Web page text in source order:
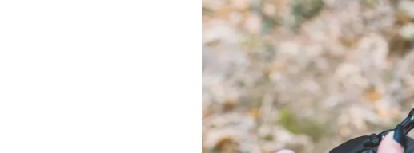
ES600P
ES700